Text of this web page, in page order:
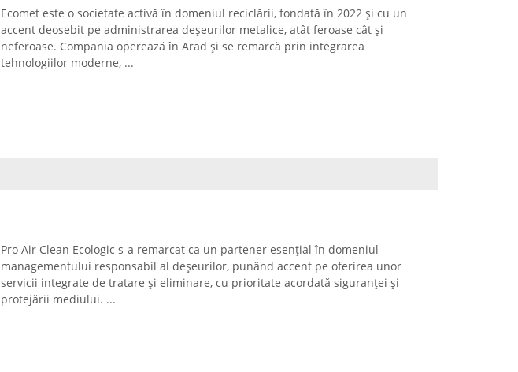
Ecomet este o societate activă în domeniul reciclării, fondată în 2022 și cu un
accent deosebit pe administrarea deșeurilor metalice, atât feroase cât și
neferoase. Compania operează în Arad și se remarcă prin integrarea
tehnologiilor moderne, ...
Pro Air Clean Ecologic s-a remarcat ca un partener esențial în domeniul
managementului responsabil al deșeurilor, punând accent pe oferirea unor
servicii integrate de tratare și eliminare, cu prioritate acordată siguranței și
protejării mediului. ...